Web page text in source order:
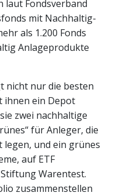
laut Fonds­verband
mit Nach­haltig­
als 1.200 Fonds
Anla­gepro­dukte
nicht nur die besten
ihnen ein Depot
zwei nach­haltige
für Anleger, die
und ein grünes
auf ETF
Warentest.
zusammen­stellen